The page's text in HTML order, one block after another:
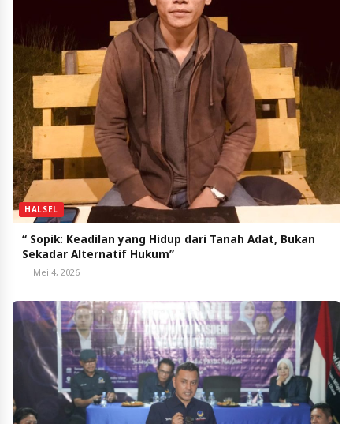
HALSEL
“ Sopik: Keadilan yang Hidup dari Tanah Adat, Bukan
Sekadar Alternatif Hukum”
Mei 4, 2026